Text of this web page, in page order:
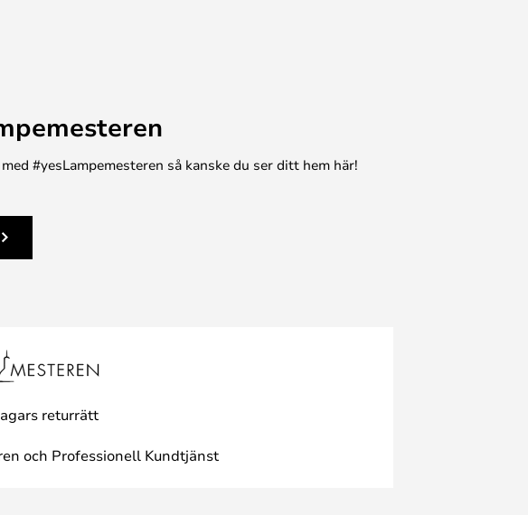
#yesLampemesteren så kanske du ser ditt hem här!
returrätt
och Professionell Kundtjänst